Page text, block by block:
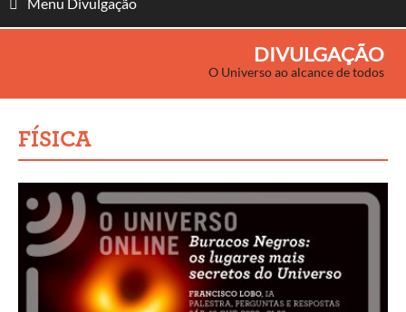
DIVULGAÇÃO
O Universo ao alcance de todos
FÍSICA